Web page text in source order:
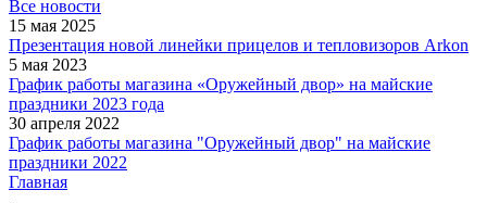
Все новости
15 мая 2025
Презентация новой линейки прицелов и тепловизоров Arkon
5 мая 2023
График работы магазина «Оружейный двор» на майские
праздники 2023 года
30 апреля 2022
График работы магазина "Оружейный двор" на майские
праздники 2022
Главная